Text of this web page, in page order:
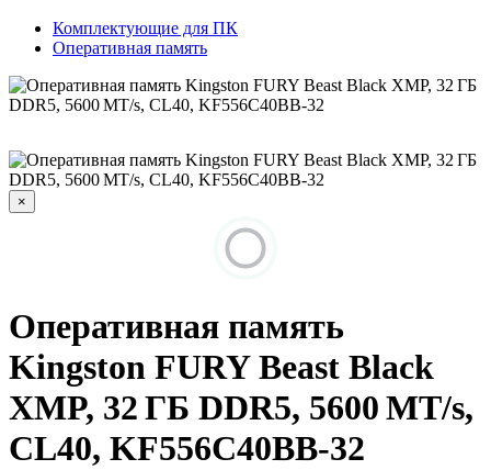
Комплектующие для ПК
Оперативная память
×
Оперативная память
Kingston FURY Beast Black
XMP, 32 ГБ DDR5, 5600 MT/s,
CL40, KF556C40BB-32